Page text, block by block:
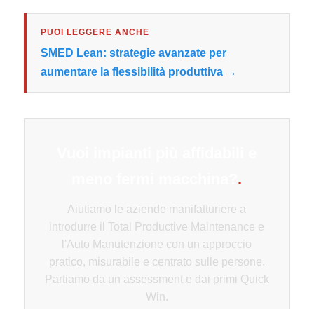
PUOI LEGGERE ANCHE
SMED Lean: strategie avanzate per
aumentare la flessibilità produttiva →
.
Aiutiamo le aziende manifatturiere a
introdurre il Total Productive Maintenance e
l'Auto Manutenzione con un approccio
pratico, misurabile e centrato sulle persone.
Partiamo da un assessment e dai primi Quick
Win.